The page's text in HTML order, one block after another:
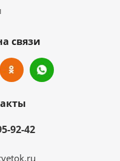
связи
92-42